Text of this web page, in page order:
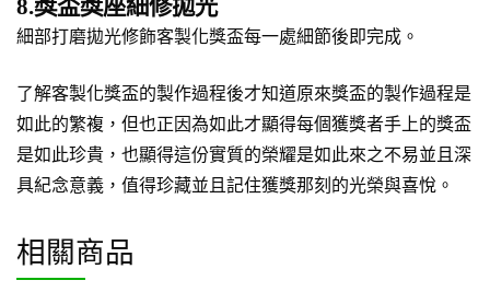
8.獎盃獎座細修拋光
細部打磨拋光修飾客製化獎盃每一處細節後即完成。
了解客製化獎盃的製作過程後才知道原來獎盃的製作過程是
如此的繁複，但也正因為如此才顯得每個獲獎者手上的獎盃
是如此珍貴，也顯得這份實質的榮耀是如此來之不易並且深
具紀念意義，值得珍藏並且記住獲獎那刻的光榮與喜悅。
相關商品